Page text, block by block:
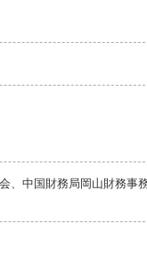
、中国財務局岡山財務事